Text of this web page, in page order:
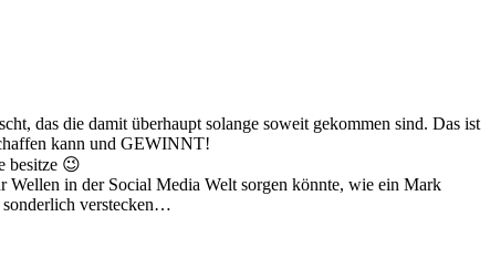
das die damit überhaupt solange soweit gekommen sind. Das ist
kann und GEWINNT!
besitze 😉
in der Social Media Welt sorgen könnte, wie ein Mark
sonderlich verstecken…